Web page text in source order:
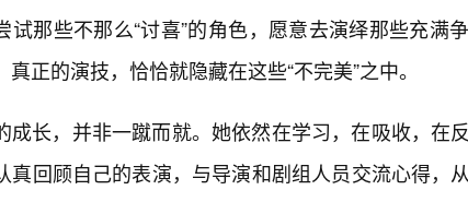
试那些不那么“讨喜”的角色，愿意去演绎那些充满
正的演技，恰恰就隐藏在这些“不完美”之中。
成长，并非一蹴而就。她依然在学习，在吸收，在
真回顾自己的表演，与导演和剧组人员交流心得，